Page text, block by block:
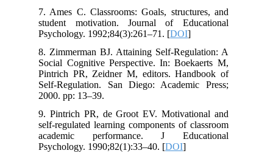
7. Ames C. Classrooms: Goals, structures, and
student motivation. Journal of Educational
Psychology. 1992;84(3):261–71. [DOI
8. Zimmerman BJ. Attaining Self-Regulation: A
Social Cognitive Perspective. In: Boekaerts M,
Pintrich PR, Zeidner M, editors. Handbook of
Self-Regulation. San Diego: Academic Press;
2000. pp: 13–39.
9. Pintrich PR, de Groot EV. Motivational and
self-regulated learning components of classroom
academic performance. J Educational
Psychology. 1990;82(1):33–40. [DOI